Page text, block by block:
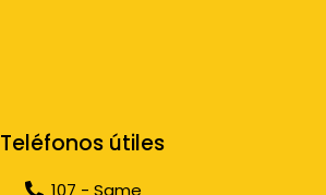
Teléfonos útiles
107 - Same